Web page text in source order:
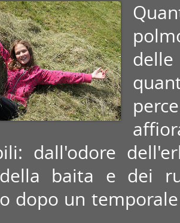
delle
dall'odore
baita e dei
dopo un